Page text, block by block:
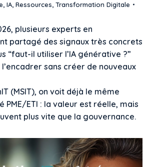
, IA, Ressources, Transformation Digitale
plusieurs experts en
partagé des signaux très concrets
“faut-il utiliser l’IA générative ?”
sans créer de nouveaux
(MSIT), on voit déjà le même
PME/ETI : la valeur est réelle, mais
plus vite que la gouvernance.